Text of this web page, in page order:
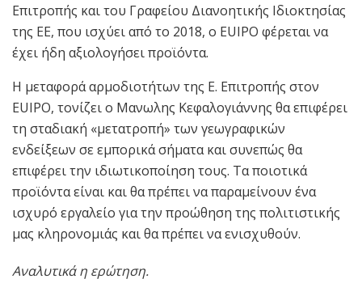
Επιτροπής και του Γραφείου Διανοητικής Ιδιοκτησίας
της ΕΕ, που ισχύει από το 2018, ο EUIPO φέρεται να
έχει ήδη αξιολογήσει προϊόντα.
Η μεταφορά αρμοδιοτήτων της Ε. Επιτροπής στον
EUIPO, τονίζει ο Μανωλης Κεφαλογιάννης θα επιφέρει
τη σταδιακή «μετατροπή» των γεωγραφικών
ενδείξεων σε εμπορικά σήματα και συνεπώς θα
επιφέρει την ιδιωτικοποίηση τους. Τα ποιοτικά
προϊόντα είναι και θα πρέπει να παραμείνουν ένα
ισχυρό εργαλείο για την προώθηση της πολιτιστικής
μας κληρονομιάς και θα πρέπει να ενισχυθούν.
Αναλυτικά η ερώτηση.